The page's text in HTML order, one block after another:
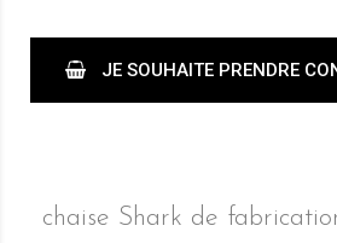
JE SOUHAITE PRENDRE
chaise Shark de